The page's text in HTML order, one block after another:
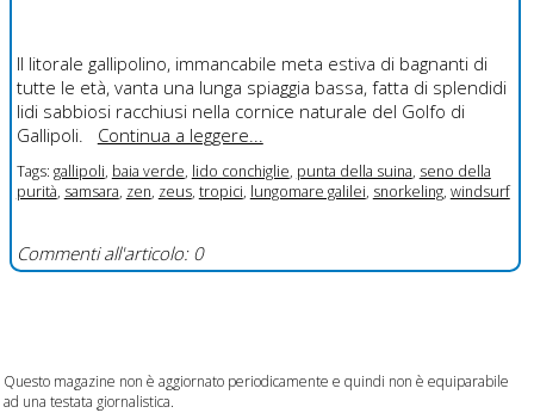
Il litorale gallipolino, immancabile meta estiva di bagnanti di
tutte le età, vanta una lunga spiaggia bassa, fatta di splendidi
lidi sabbiosi racchiusi nella cornice naturale del Golfo di
Gallipoli.
Continua a leggere...
Tags: gallipoli, baia verde, lido conchiglie, punta della suina, seno della
purità, samsara, zen, zeus, tropici, lungomare galilei, snorkeling, windsurf
Commenti all'articolo: 0
Questo magazine non è aggiornato periodicamente e quindi non è equiparabile
ad una testata giornalistica.